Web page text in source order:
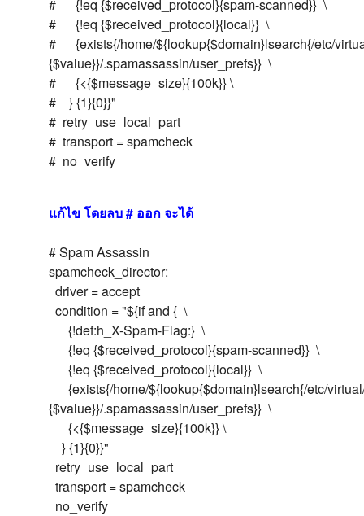
# {!eq {$received_protocol}{spam-scanned}} \
# {!eq {$received_protocol}{local}} \
# {exists{/home/${lookup{$domain}lsearch{/etc/
{$value}}/.spamassassin/user_prefs}} \
# {<{$message_size}{100k}} \
# } {1}{0}}"
# retry_use_local_part
# transport = spamcheck
# no_verify
แก้ไข โดยลบ # ออก จะได้
# Spam Assassin
spamcheck_director:
driver = accept
condition = "${if and { \
{!def:h_X-Spam-Flag:} \
{!eq {$received_protocol}{spam-scanned}} \
{!eq {$received_protocol}{local}} \
{exists{/home/${lookup{$domain}lsearch{/etc/
{$value}}/.spamassassin/user_prefs}} \
{<{$message_size}{100k}} \
} {1}{0}}"
retry_use_local_part
transport = spamcheck
no_verify